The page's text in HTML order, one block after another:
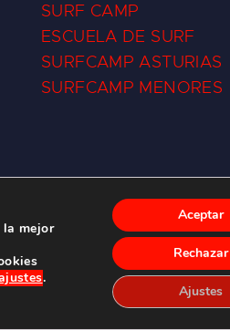
SURF CAMP
ESCUELA DE SURF
SURFCAMP ASTURIAS
SURFCAMP MENORES
(ASTURIAS)
mejor
.
Aceptar
Rechazar
Ajustes